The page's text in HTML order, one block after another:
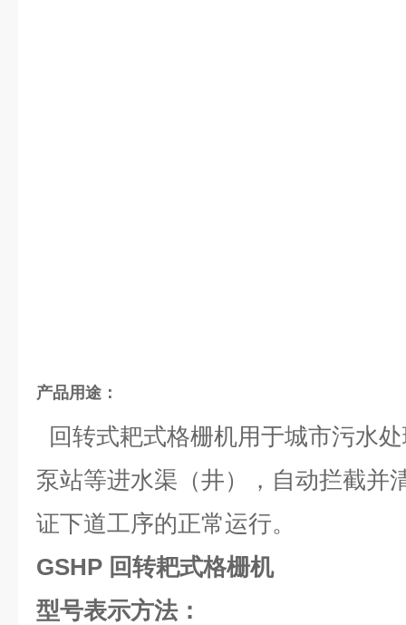
产品用途：
回转式耙式格栅机用于城市污水
泵站等进水渠（井），自动拦截并
证下道工序的正常运行。
GSHP 回转耙式格栅机
型号表示方法：